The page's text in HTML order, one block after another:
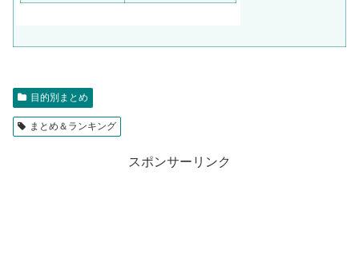
目的別まとめ
まとめ＆ランキング
スポンサーリンク